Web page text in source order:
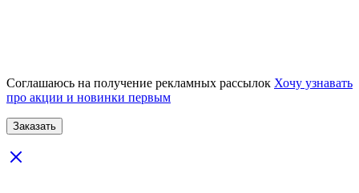
Соглашаюсь на получение рекламных рассылок Хочу узнавать
про акции и новинки первым